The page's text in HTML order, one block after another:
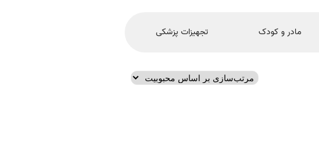
مادر و کودک تجهیزات پزشکی